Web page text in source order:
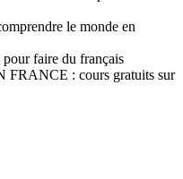
le monde en
faire du français
: cours gratuits sur